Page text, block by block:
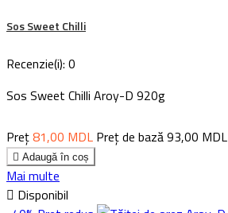
Sos Sweet Chilli
Recenzie(i): 0
Sos Sweet Chilli Aroy-D 920g
Preț81,00 MDL Preț de bază93,00 MDL
 Adaugă în coș
Mai multe
 Disponibil